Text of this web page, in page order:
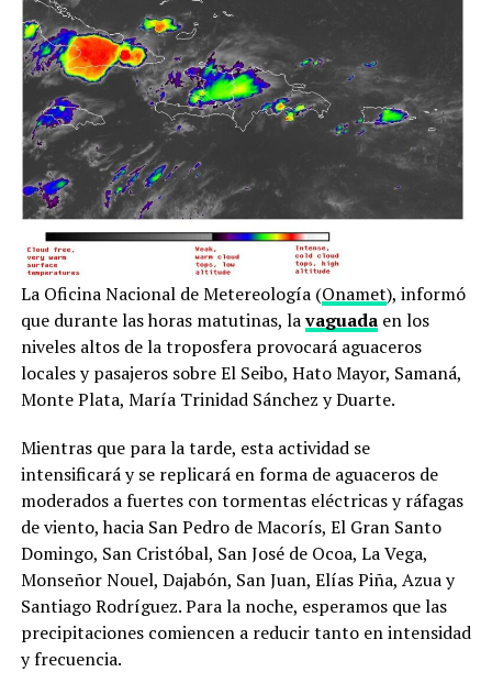
La Oficina Nacional de Metereología (Onamet), informó
que durante las horas matutinas, lavaguadaen los
niveles altos de la troposfera provocará aguaceros
locales y pasajeros sobre El Seibo, Hato Mayor, Samaná,
Monte Plata, María Trinidad Sánchez y Duarte.
Mientras que para la tarde, esta actividad se
intensificará y se replicará en forma de aguaceros de
moderados a fuertes con tormentas eléctricas y ráfagas
de viento, hacia San Pedro de Macorís, El Gran Santo
Domingo, San Cristóbal, San José de Ocoa, La Vega,
Monseñor Nouel, Dajabón, San Juan, Elías Piña, Azua y
Santiago Rodríguez. Para la noche, esperamos que las
precipitaciones comiencen a reducir tanto en intensidad
y frecuencia.